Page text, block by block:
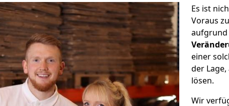
Es ist
Voraus
aufgrund
einer
der
lösen.
Wir